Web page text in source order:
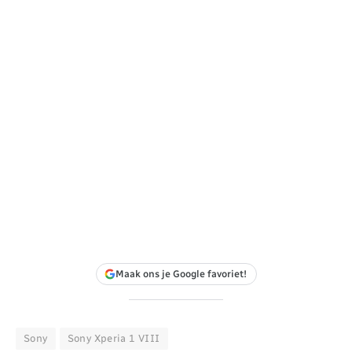
Maak ons je Google favoriet!
Sony Sony Xperia 1 VIII